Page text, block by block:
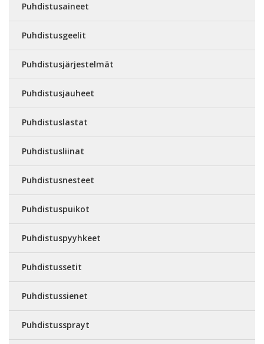
Puhdistusaineet
Puhdistusgeelit
Puhdistusjärjestelmät
Puhdistusjauheet
Puhdistuslastat
Puhdistusliinat
Puhdistusnesteet
Puhdistuspuikot
Puhdistuspyyhkeet
Puhdistussetit
Puhdistussienet
Puhdistussprayt